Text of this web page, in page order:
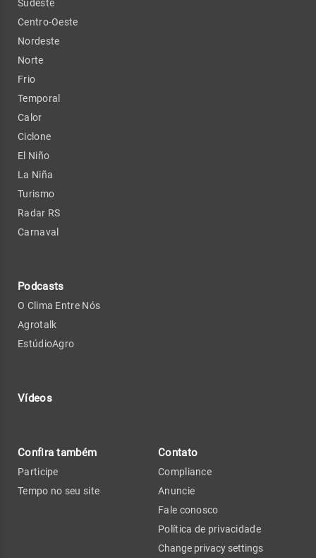
Sudeste
Centro-Oeste
Nordeste
Norte
Frio
Temporal
Calor
Ciclone
El Niño
La Niña
Turismo
Radar RS
Carnaval
Podcasts
O Clima Entre Nós
Agrotalk
EstúdioAgro
Vídeos
Confira também
Participe
Tempo no seu site
Contato
Compliance
Anuncie
Fale conosco
Política de privacidade
Change privacy settings